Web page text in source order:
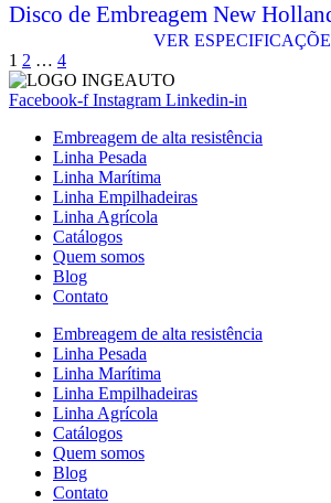
Disco de Embreagem New
VER
Paginação
dos
1 2 … 4
Facebook-f Instagram Linkedin-in
Embreagem de alta resistência
Linha Pesada
Linha Marítima
Linha Empilhadeiras
Linha Agrícola
Catálogos
Quem somos
Blog
Contato
Embreagem de alta resistência
Linha Pesada
Linha Marítima
Linha Empilhadeiras
Linha Agrícola
Catálogos
Quem somos
Blog
Contato